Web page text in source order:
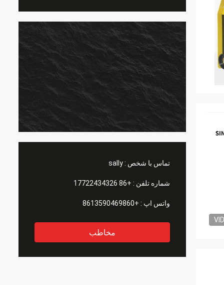
تماس با شخص :sally
شماره تلفن : +86 17722434326
واتس اپ : +8613590469860
مخاطب